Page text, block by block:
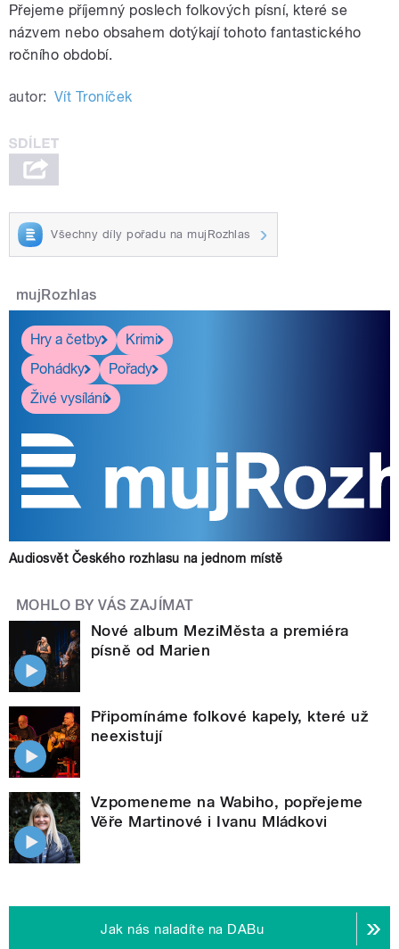
Přejeme příjemný poslech folkových písní, které se
názvem nebo obsahem dotýkají tohoto fantastického
ročního období.
autor: Vít Troníček
Všechny díly pořadu na mujRozhlas
mujRozhlas
Hry a četby
Krimi
Pohádky
Pořady
Živé vysílání
Audiosvět Českého rozhlasu na jednom místě
MOHLO BY VÁS ZAJÍMAT
Nové album MeziMěsta a premiéra
písně od Marien
Připomínáme folkové kapely, které už
neexistují
Vzpomeneme na Wabiho, popřejeme
Věře Martinové i Ivanu Mládkovi
Jak nás naladíte na DABu